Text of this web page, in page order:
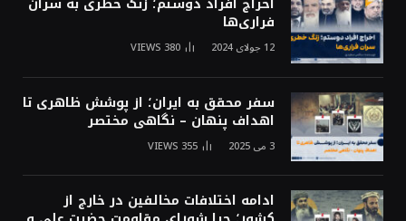
فراری‌ها
12 جولای 2024 380
VIEWS
سفر محقق به ایران؛ از پوشش ظاهری تا
اهداف پنهان – نگاهی مختصر
3 می 2025 355
VIEWS
ادامه اختلافات مخالفین در خارج از